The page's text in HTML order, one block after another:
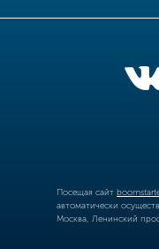
Посещая сайт
автоматически
Москва, Ленинский